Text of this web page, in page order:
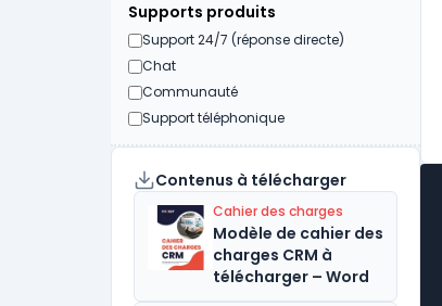
Supports produits
Support 24/7 (réponse directe)
Chat
Communauté
Support téléphonique
Contenus à télécharger
Cahier des charges
Modèle de cahier des
charges CRM à
télécharger – Word